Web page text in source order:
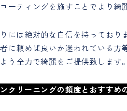
ーティングを施すことでより綺
には絶対的な自信を持っており
に頼めば良いか迷われている
う全力で綺麗をご提供致します。
クリーニングの頻度とおすすめ